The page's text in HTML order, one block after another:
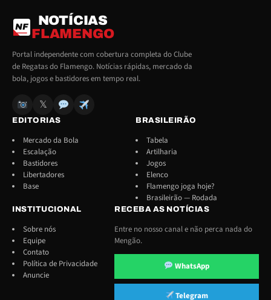
NF
NOTÍCIAS
FLAMENGO
Portal independente com cobertura completa do Clube
de Regatas do Flamengo. Notícias rápidas, mercado da
bola, jogos e bastidores em tempo real.
𝕏
EDITORIAS
Mercado da Bola
Escalação
Bastidores
Libertadores
Base
BRASILEIRÃO
Tabela
Artilharia
Jogos
Elenco
Flamengo joga hoje?
Brasileirão — Rodada
INSTITUCIONAL
Sobre nós
Equipe
Contato
Política de Privacidade
Anuncie
RECEBA AS NOTÍCIAS
Entre no nosso canal e não perca nada do
Mengão.
WhatsApp
Telegram